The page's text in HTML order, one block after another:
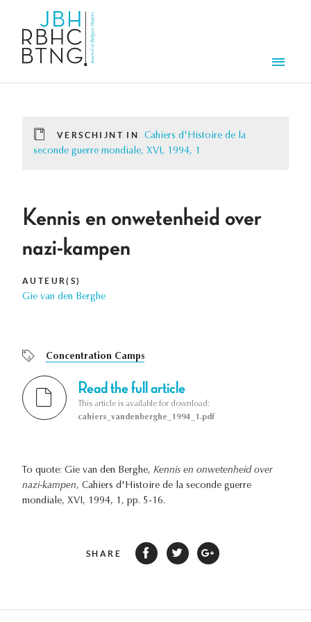
VERSCHIJNT IN
Cahiers d'Histoire de la
seconde guerre mondiale, XVI, 1994, 1
Kennis en onwetenheid over
nazi-kampen
AUTEUR(S)
Gie van den Berghe
Concentration Camps
Read the full article
This article is available for download:
cahiers_vandenberghe_1994_1.pdf
To quote: Gie van den Berghe, Kennis en onwetenheid over
nazi-kampen, Cahiers d'Histoire de la seconde guerre
mondiale, XVI, 1994, 1, pp. 5-16.
SHARE